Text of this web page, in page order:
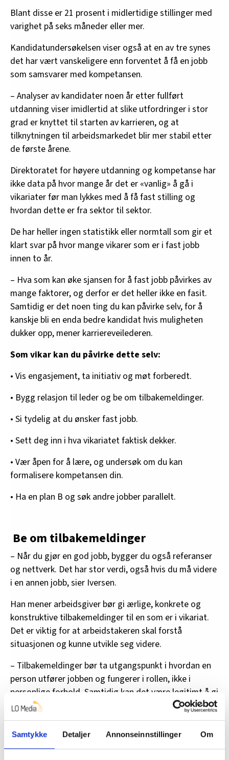
Samtykke Detaljer Annonseinnstillinger Om
Blant disse er 21 prosent i midlertidige stillinger med
varighet på seks måneder eller mer.
Kandidatundersøkelsen viser også at en av tre synes
det har vært vanskeligere enn forventet å få en jobb
som samsvarer med kompetansen.
– Analyser av kandidater noen år etter fullført
utdanning viser imidlertid at slike utfordringer i stor
grad er knyttet til starten av karrieren, og at
tilknytningen til arbeidsmarkedet blir mer stabil etter
de første årene.
Direktoratet for høyere utdanning og kompetanse har
ikke data på hvor mange år det er «vanlig» å gå i
vikariater før man lykkes med å få fast stilling og
hvordan dette er fra sektor til sektor.
De har heller ingen statistikk eller normtall som gir et
klart svar på hvor mange vikarer som er i fast jobb
innen to år.
– Hva som kan øke sjansen for å fast jobb påvirkes av
mange faktorer, og derfor er det heller ikke en fasit.
Samtidig er det noen ting du kan påvirke selv, for å
kanskje bli en enda bedre kandidat hvis muligheten
dukker opp, mener karriereveilederen.
Som vikar kan du påvirke dette selv:
• Vis engasjement, ta initiativ og møt forberedt.
• Bygg relasjon til leder og be om tilbakemeldinger.
• Si tydelig at du ønsker fast jobb.
• Sett deg inn i hva vikariatet faktisk dekker.
• Vær åpen for å lære, og undersøk om du kan
formalisere kompetansen din.
• Ha en plan B og søk andre jobber parallelt.
Be om tilbakemeldinger
– Når du gjør en god jobb, bygger du også referanser
og nettverk. Det har stor verdi, også hvis du må videre
i en annen jobb, sier Iversen.
Han mener arbeidsgiver bør gi ærlige, konkrete og
konstruktive tilbakemeldinger til en som er i vikariat.
Det er viktig for at arbeidstakeren skal forstå
situasjonen og kunne utvikle seg videre.
– Tilbakemeldinger bør ta utgangspunkt i hvordan en
person utfører jobben og fungerer i rollen, ikke i
personlige forhold. Samtidig kan det være legitimt å gi
saklige tilbakemeldinger som er relevante for arbeidet,
for eksempel knyttet til: Forståelig muntlig
kommunikasjon, samarbeid med kolleger og brukere
eller hvordan man løser arbeidsoppgaver.